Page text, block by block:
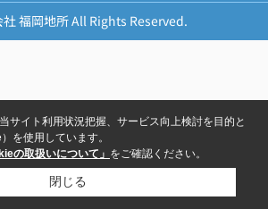
社 福岡地所 All Rights Reserved.
サイト利用状況把握、サービス向上検討を目的と
を使用しています。
の取扱いについて」 をご確認ください。
閉じる